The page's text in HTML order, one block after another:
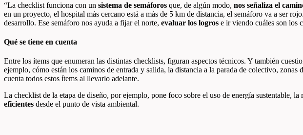
“La checklist funciona con un sistema de semáforos que, de algún modo, nos señaliza el
en un proyecto, el hospital más cercano está a más de 5 km de distancia, el semáforo va a ser
desarrollo. Ese semáforo nos ayuda a fijar el norte, evaluar los logros e ir viendo cuáles son los
Qué se tiene en cuenta
Entre los ítems que enumeran las distintas checklists, figuran aspectos técnicos. Y también
ejemplo, cómo están los caminos de entrada y salida, la distancia a la parada de colectivo,
cuenta todos estos ítems al llevarlo adelante.
La checklist de la etapa de diseño, por ejemplo, pone foco sobre el uso de energía sustentable,
eficientes desde el punto de vista ambiental.